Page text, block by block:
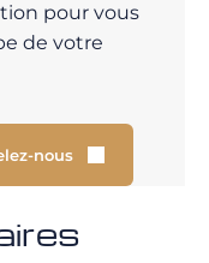
pour vous
de votre
nous